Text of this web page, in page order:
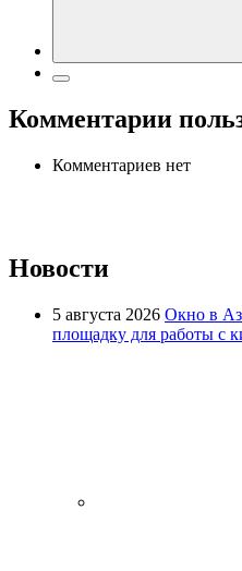
Комментарии
Комментариев нет
Новости
5 августа 2026 Окно в
площадку для работы с